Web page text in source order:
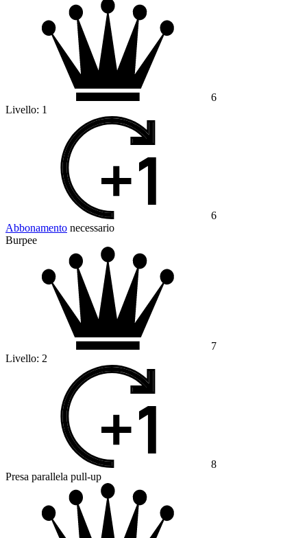
6
Livello: 1
6
Abbonamento necessario
Burpee
7
Livello: 2
8
Presa parallela pull-up